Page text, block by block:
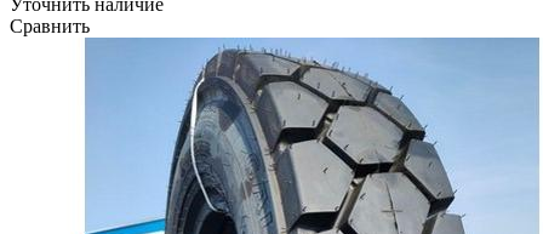
Сравнить